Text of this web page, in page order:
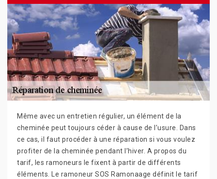
Même avec un entretien régulier, un élément de la
cheminée peut toujours céder à cause de l’usure. Dans
ce cas, il faut procéder à une réparation si vous voulez
profiter de la cheminée pendant l’hiver. A propos du
tarif, les ramoneurs le fixent à partir de différents
éléments. Le ramoneur SOS Ramonaage définit le tarif